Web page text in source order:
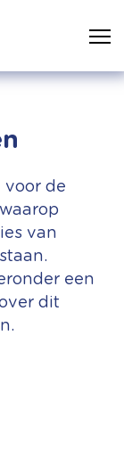
voor de
van
een
dit